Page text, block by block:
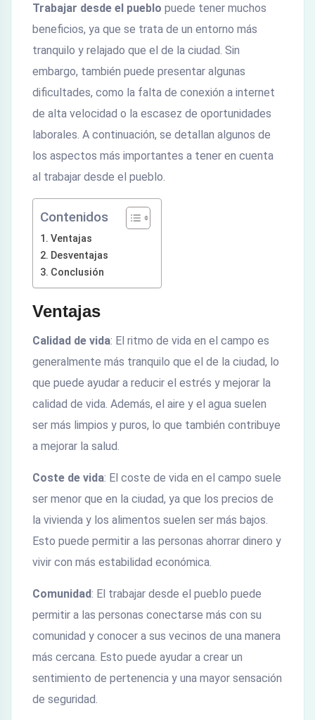
Trabajar desde el pueblo puede tener muchos
beneficios, ya que se trata de un entorno más
tranquilo y relajado que el de la ciudad. Sin
embargo, también puede presentar algunas
dificultades, como la falta de conexión a internet
de alta velocidad o la escasez de oportunidades
laborales. A continuación, se detallan algunos de
los aspectos más importantes a tener en cuenta
al trabajar desde el pueblo.
Contenidos
Ventajas
Desventajas
Conclusión
Ventajas
Calidad de vida: El ritmo de vida en el campo es
generalmente más tranquilo que el de la ciudad, lo
que puede ayudar a reducir el estrés y mejorar la
calidad de vida. Además, el aire y el agua suelen
ser más limpios y puros, lo que también contribuye
a mejorar la salud.
Coste de vida: El coste de vida en el campo suele
ser menor que en la ciudad, ya que los precios de
la vivienda y los alimentos suelen ser más bajos.
Esto puede permitir a las personas ahorrar dinero y
vivir con más estabilidad económica.
Comunidad: El trabajar desde el pueblo puede
permitir a las personas conectarse más con su
comunidad y conocer a sus vecinos de una manera
más cercana. Esto puede ayudar a crear un
sentimiento de pertenencia y una mayor sensación
de seguridad.